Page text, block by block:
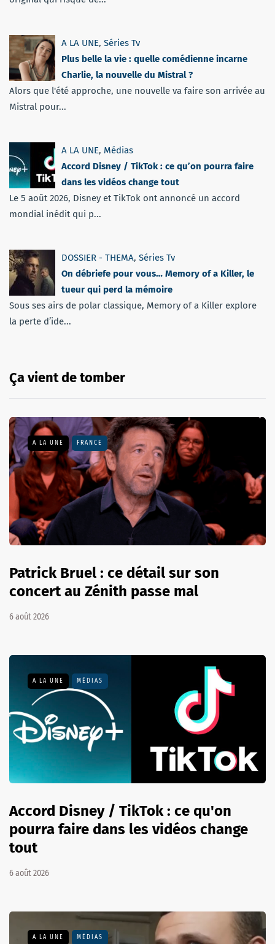
A LA UNE, Séries Tv
Plus belle la vie : quelle comédienne incarne
Charlie, la nouvelle du Mistral ?
Alors que l'été approche, une nouvelle va faire son arrivée au
Mistral pour...
A LA UNE, Médias
Accord Disney / TikTok : ce qu’on pourra faire
dans les vidéos change tout
Le 5 août 2026, Disney et TikTok ont annoncé un accord
mondial inédit qui p...
DOSSIER - THEMA, Séries Tv
On débriefe pour vous… Memory of a Killer, le
tueur qui perd la mémoire
Sous ses airs de polar classique, Memory of a Killer explore
la perte d’ide...
Ça vient de tomber
A LA UNE FRANCE
Patrick Bruel : ce détail sur son
concert au Zénith passe mal
6 août 2026
A LA UNE MÉDIAS
Accord Disney / TikTok : ce qu'on
pourra faire dans les vidéos change
tout
6 août 2026
A LA UNE MÉDIAS